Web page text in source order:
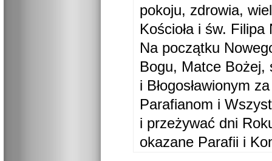
pokoju, zdrowia,
Kościoła i św. Filipa
Na początku
Bogu, Matce Bożej,
i Błogosławionym
Parafianom i
i przeżywać dni
okazane Parafii i